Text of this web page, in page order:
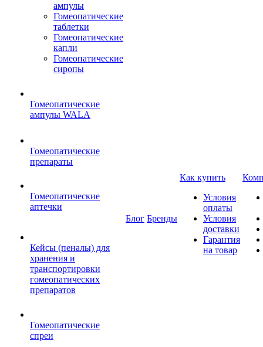
ампулы
Гомеопатические
таблетки
Гомеопатические
капли
Гомеопатические
сиропы
Гомеопатические
ампулы WALA
Гомеопатические
препараты
Гомеопатические
аптечки
Кейсы (пеналы) для
хранения и
транспортировки
гомеопатических
препаратов
Гомеопатические
спреи
Блог Бренды
Как купить
Условия
оплаты
Условия
доставки
Гарантия
на товар